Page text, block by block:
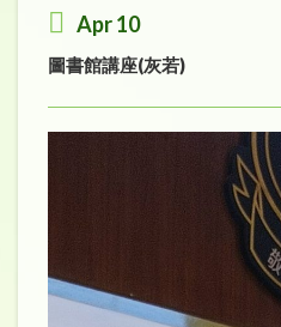
Apr 10
圖書館講座(灰若)